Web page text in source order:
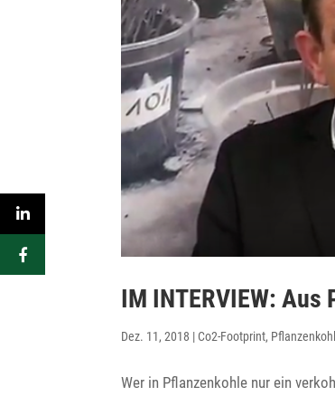
IM INTER­VIEW:
Dez. 11, 2018 |Co2-Footprint,
Wer in Pflan­zen­kohle nur ein